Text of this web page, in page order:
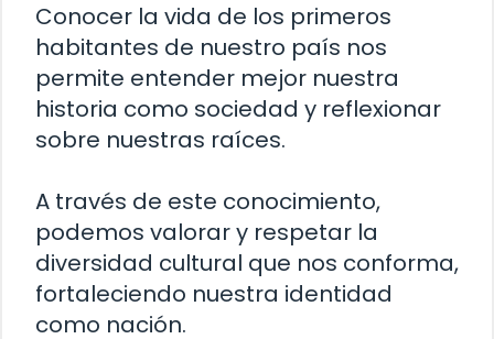
Conocer la vida de los primeros
habitantes de nuestro país nos
permite entender mejor nuestra
historia como sociedad y reflexionar
sobre nuestras raíces.
A través de este conocimiento,
podemos valorar y respetar la
diversidad cultural que nos conforma,
fortaleciendo nuestra identidad
como nación.